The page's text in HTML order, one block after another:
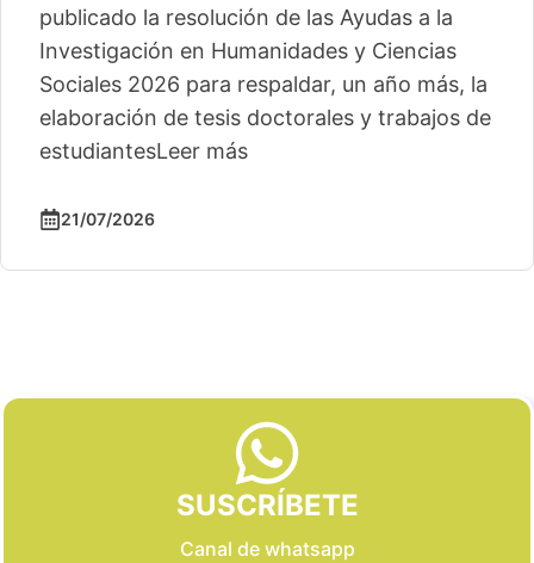
publicado la resolución de las Ayudas a la
Investigación en Humanidades y Ciencias
Sociales 2026 para respaldar, un año más, la
elaboración de tesis doctorales y trabajos de
estudiantesLeer más
21/07/2026
SUSCRÍBETE
Canal de whatsapp